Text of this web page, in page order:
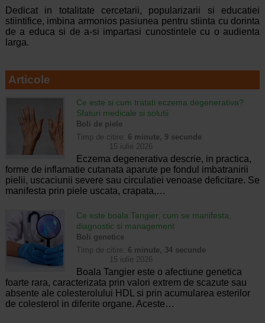
Dedicat in totalitate cercetarii, popularizarii si educatiei
stiintifice, imbina armonios pasiunea pentru stiinta cu dorinta
de a educa si de a-si impartasi cunostintele cu o audienta
larga.
Articole
Ce este si cum tratati eczema degenerativa?
Sfaturi medicale si solutii
Boli de piele
Timp de citire: 6 minute, 9 secunde
15 iulie 2026
Eczema degenerativa descrie, in practica,
forme de inflamatie cutanata aparute pe fondul imbatranirii
pielii, uscaciunii severe sau circulatiei venoase deficitare. Se
manifesta prin piele uscata, crapata,…
Ce este boala Tangier, cum se manifesta,
diagnostic si management
Boli genetice
Timp de citire: 6 minute, 34 secunde
15 iulie 2026
Boala Tangier este o afectiune genetica
foarte rara, caracterizata prin valori extrem de scazute sau
absente ale colesterolului HDL si prin acumularea esterilor
de colesterol in diferite organe. Aceste…